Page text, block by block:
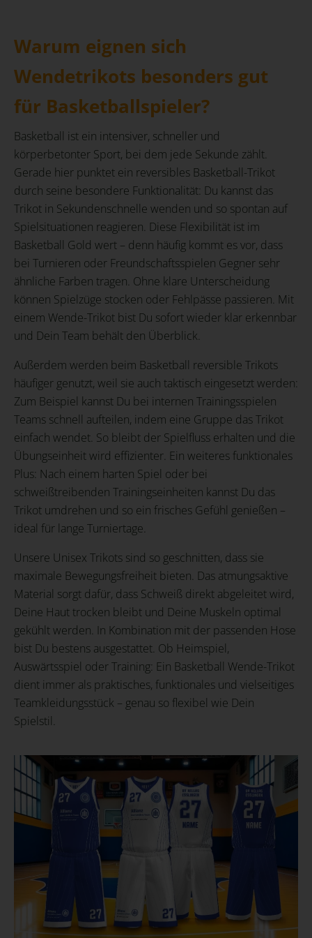
Warum eignen sich
Wendetrikots besonders gut
für Basketballspieler?
Basketball ist ein intensiver, schneller und
körperbetonter Sport, bei dem jede Sekunde zählt.
Gerade hier punktet ein reversibles Basketball-Trikot
durch seine besondere Funktionalität: Du kannst das
Trikot in Sekundenschnelle wenden und so spontan auf
Spielsituationen reagieren. Diese Flexibilität ist im
Basketball Gold wert – denn häufig kommt es vor, dass
bei Turnieren oder Freundschaftsspielen Gegner sehr
ähnliche Farben tragen. Ohne klare Unterscheidung
können Spielzüge stocken oder Fehlpässe passieren. Mit
einem Wende-Trikot bist Du sofort wieder klar erkennbar
und Dein Team behält den Überblick.
Außerdem werden beim Basketball reversible Trikots
häufiger genutzt, weil sie auch taktisch eingesetzt werden:
Zum Beispiel kannst Du bei internen Trainingsspielen
Teams schnell aufteilen, indem eine Gruppe das Trikot
einfach wendet. So bleibt der Spielfluss erhalten und die
Übungseinheit wird effizienter. Ein weiteres funktionales
Plus: Nach einem harten Spiel oder bei
schweißtreibenden Trainingseinheiten kannst Du das
Trikot umdrehen und so ein frisches Gefühl genießen –
ideal für lange Turniertage.
Unsere Unisex Trikots sind so geschnitten, dass sie
maximale Bewegungsfreiheit bieten. Das atmungsaktive
Material sorgt dafür, dass Schweiß direkt abgeleitet wird,
Deine Haut trocken bleibt und Deine Muskeln optimal
gekühlt werden. In Kombination mit der passenden Hose
bist Du bestens ausgestattet. Ob Heimspiel,
Auswärtsspiel oder Training: Ein Basketball Wende-Trikot
dient immer als praktisches, funktionales und vielseitiges
Teamkleidungsstück – genau so flexibel wie Dein
Spielstil.